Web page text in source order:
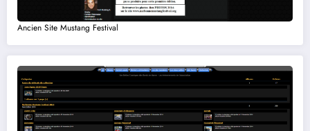
Ancien Site Mustang Festival